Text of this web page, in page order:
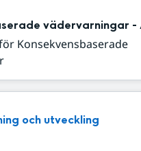
vädervarningar -
Konsekvensbaserade
och utveckling